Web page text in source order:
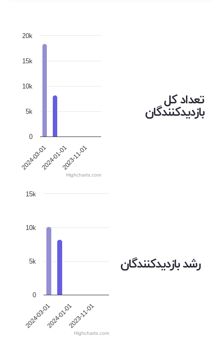
تعداد کل
بازدیدکنندگان
2024-03-012024-01-012023-11-01
0
5k
10k
15k
20k
Highcharts.com
رشد بازدیدکنندگان
2024-03-012024-01-012023-11-01
0
5k
10k
15k
Highcharts.com